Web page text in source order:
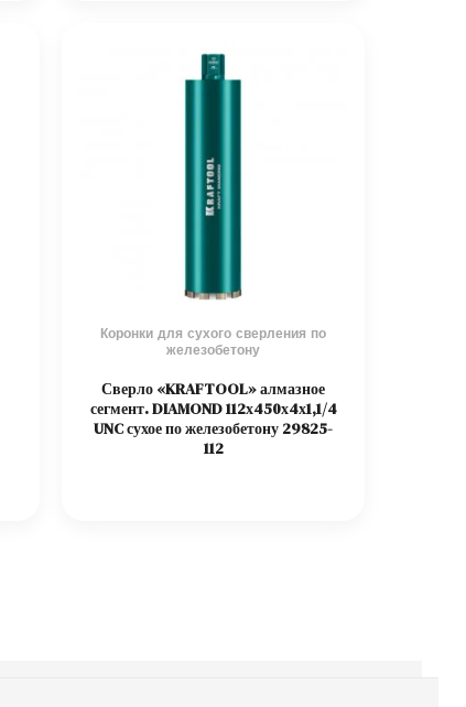
Коронки для сухого сверления по
железобетону
Сверло «KRAFTOOL» алмазное
сегмент. DIAMOND 112х450х4х1,1/4
UNC сухое по железобетону 29825-
112